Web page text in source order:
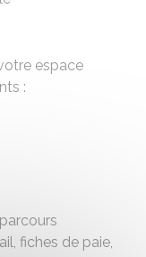
espace
:
, fiches de paie,